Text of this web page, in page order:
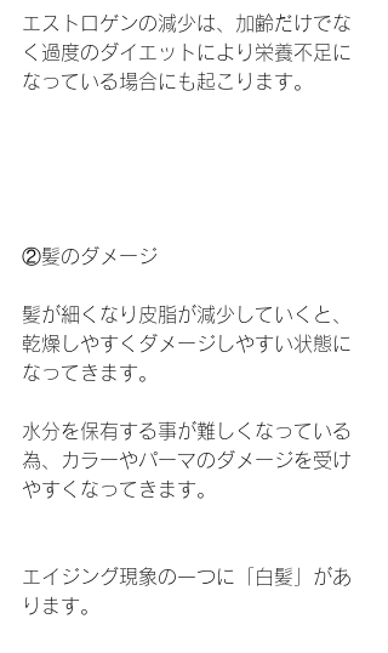
エストロゲンの減少は、加齢だけでな
く過度のダイエットにより栄養不足に
なっている場合にも起こります。
②髪のダメージ
髪が細くなり皮脂が減少していくと、
乾燥しやすくダメージしやすい状態に
なってきます。
水分を保有する事が難しくなっている
為、カラーやパーマのダメージを受け
やすくなってきます。
エイジング現象の一つに「白髪」があ
ります。